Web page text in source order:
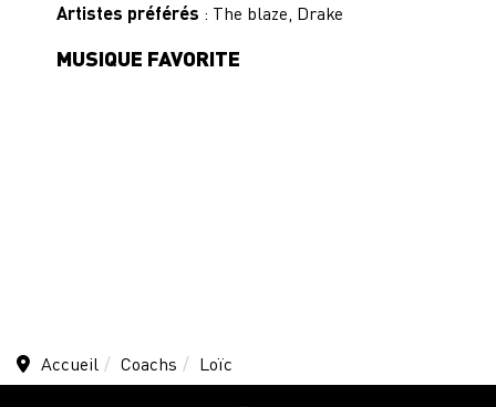
Artistes préférés : The blaze, Drake
MUSIQUE FAVORITE
Accueil Coachs Loïc